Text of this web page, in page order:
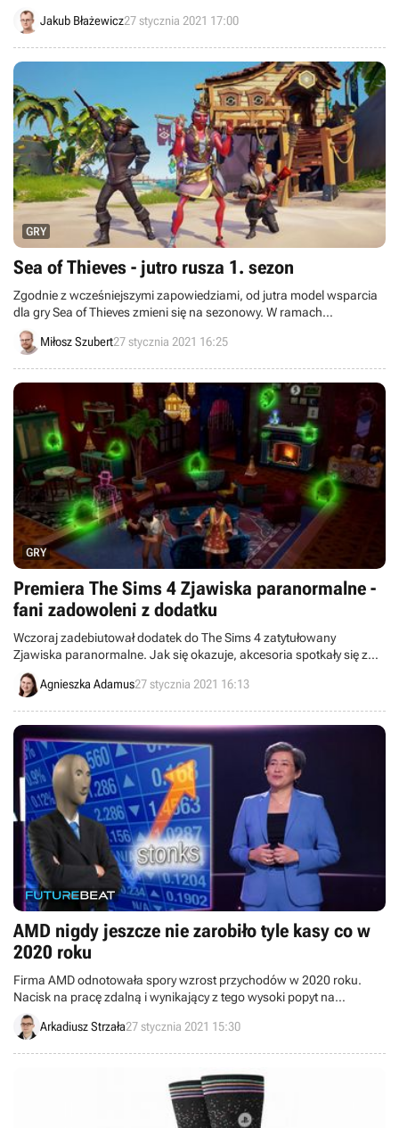
polskiej grze nie podołał nawet RTX 3080, który ma problem z
utrzymaniem 60 FPS w 1080P bez włączonego ray tracingu.
Jakub Błażewicz27 stycznia 2021 17:00
GRY
Sea of Thieves - jutro rusza 1. sezon
Zgodnie z wcześniejszymi zapowiedziami, od jutra model wsparcia
dla gry Sea of Thieves zmieni się na sezonowy. W ramach
pierwszego trzymiesięcznego okresu rozwoju gracze otrzymają
między innymi nowy system progresji oraz kolejne wyzwania.
Miłosz Szubert27 stycznia 2021 16:25
GRY
Premiera The Sims 4 Zjawiska paranormalne -
fani zadowoleni z dodatku
Wczoraj zadebiutował dodatek do The Sims 4 zatytułowany
Zjawiska paranormalne. Jak się okazuje, akcesoria spotkały się z
ciepłym odbiorem społeczności, która chwali nowe meble i cieszy się
z powrotu Kościldy.
Agnieszka Adamus27 stycznia 2021 16:13
AMD nigdy jeszcze nie zarobiło tyle kasy co w
2020 roku
Firma AMD odnotowała spory wzrost przychodów w 2020 roku.
Nacisk na pracę zdalną i wynikający z tego wysoki popyt na
elektronikę to skutki panującej pandemii koronawirusa.
Arkadiusz Strzała27 stycznia 2021 15:30